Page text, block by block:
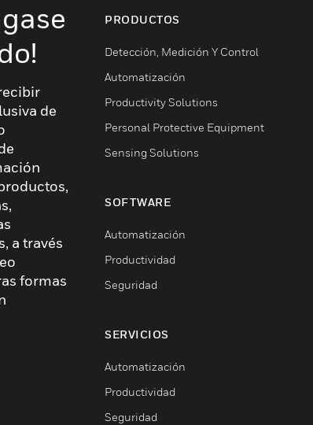
de
a través
formas
PRODUCTOS
Detección, Medición Y Control
Automatización
Productivity Solutions
Personal Protective Equipment
Sensing Solutions
SOFTWARE
Automatización
Productividad
Seguridad
SERVICIOS
Automatización
Productividad
Seguridad